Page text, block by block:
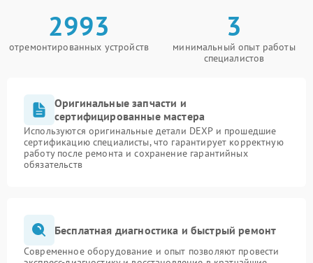
2993
отремонтированных устройств
3
минимальный опыт работы
специалистов
Оригинальные запчасти и
сертифицированные мастера
Используются оригинальные детали DEXP и прошедшие
сертификацию специалисты, что гарантирует корректную
работу после ремонта и сохранение гарантийных
обязательств
Бесплатная диагностика и быстрый ремонт
Современное оборудование и опыт позволяют провести